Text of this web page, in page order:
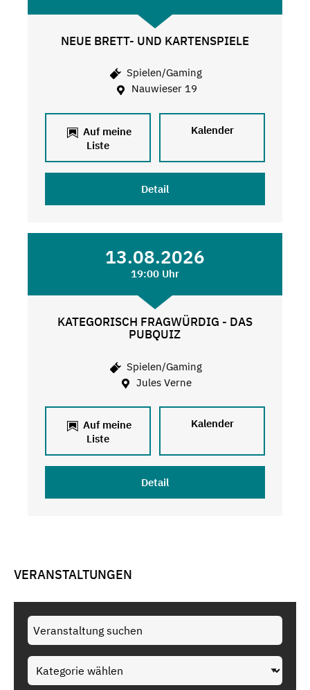
NEUE BRETT- UND KARTENSPIELE
Spielen/Gaming
Nauwieser 19
Auf meine
Liste
Kalender
Detail
13.08.2026
19:00 Uhr
KATEGORISCH FRAGWÜRDIG - DAS
PUBQUIZ
Spielen/Gaming
Jules Verne
Auf meine
Liste
Kalender
Detail
VERANSTALTUNGEN